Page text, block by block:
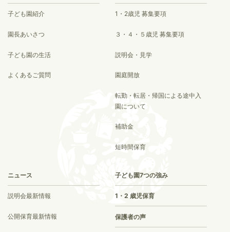
子ども園紹介
園長あいさつ
子ども園の生活
よくあるご質問
1・2歳児 募集要項
３・４・５歳児 募集要項
説明会・見学
園庭開放
転勤・転居・帰国による途中入
園について
補助金
短時間保育
ニュース
説明会最新情報
公開保育最新情報
子ども園7つの強み
1・2 歳児保育
保護者の声